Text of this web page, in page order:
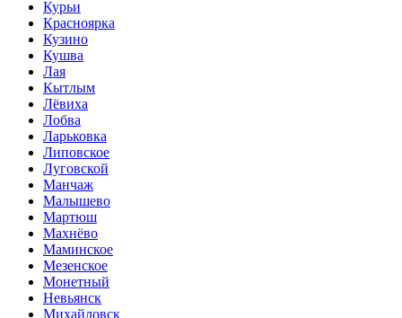
Курьи
Красноярка
Кузино
Кушва
Лая
Кытлым
Лёвиха
Лобва
Ларьковка
Липовское
Луговской
Манчаж
Малышево
Мартюш
Махнёво
Маминское
Мезенское
Монетный
Невьянск
Михайловск